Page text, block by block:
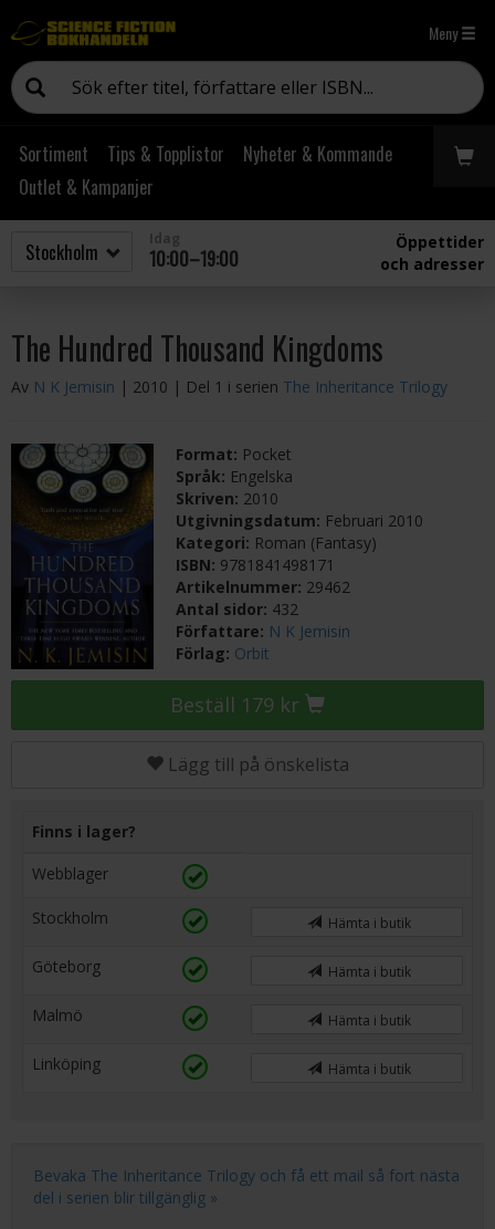
Meny
Sortiment Tips & Topplistor
Nyheter & Kommande
Outlet & Kampanjer
10:00–19:00
Öppettider
och adresser
The Hundred Thousand Kingdoms
Av N K Jemisin | 2010 | Del 1 i serien The Inheritance Trilogy
Format: Pocket
Språk: Engelska
Skriven: 2010
Utgivningsdatum: Februari 2010
Kategori: Roman (Fantasy)
ISBN: 9781841498171
Artikelnummer: 29462
Antal sidor: 432
Författare: N K Jemisin
Förlag: Orbit
Beställ 179 kr
Lägg till på önskelista
Finns i lager?
Webblager
Stockholm Hämta i butik
Göteborg Hämta i butik
Malmö Hämta i butik
Linköping Hämta i butik
Bevaka The Inheritance Trilogy och få ett mail så fort nästa
del i serien blir tillgänglig »